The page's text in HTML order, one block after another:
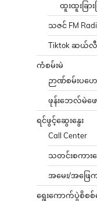
ထူးထူးခြား
သဇင် FM
Tiktok ဆယ်လီမ
ကံစမ်းမဲ
ဉာဏ်စမ်းပဟ
ဖုန်းဘေလ်မဲဖေ
ရင်ဖွင့်ဆွေးနွေး
Call Center
သတင်းစကားပ
အမေး/အဖြေ
ရွေးကောက်ပွဲစိစစ်